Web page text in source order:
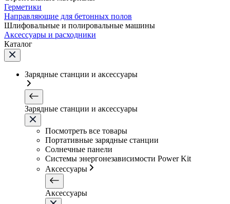
Герметики
Направляющие для бетонных полов
Шлифовальные и полировальные машины
Аксессуары и расходники
Каталог
Зарядные станции и аксессуары
Зарядные станции и аксессуары
Посмотреть все товары
Портативные зарядные станции
Солнечные панели
Системы энергонезависимости Power Kit
Аксессуары
Аксессуары